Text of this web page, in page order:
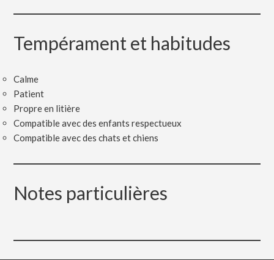
Tempérament et habitudes
Calme
Patient
Propre en litière
Compatible avec des enfants respectueux
Compatible avec des chats et chiens
Notes particulières